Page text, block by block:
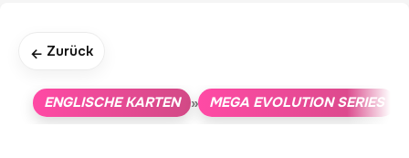
← Zurück
ENGLISCHE KARTEN » MEGA EVOLUTION SERIES